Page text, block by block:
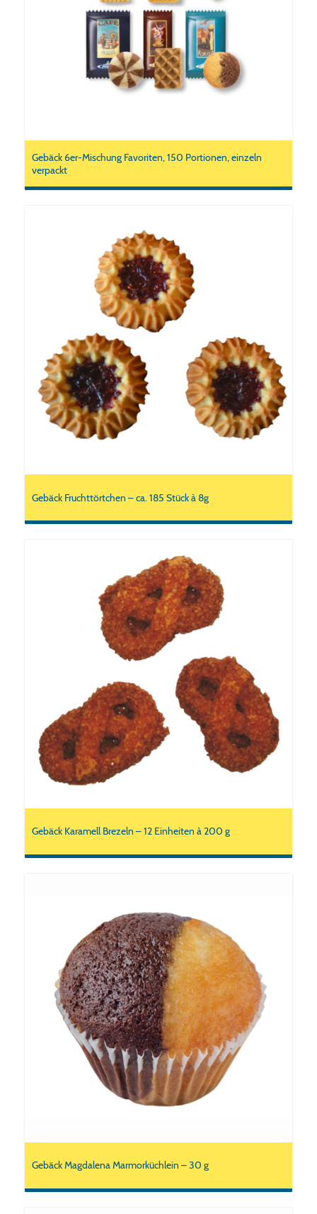
Gebäck 6er-Mischung Favoriten, 150 Portionen, einzeln
verpackt
Gebäck Fruchttörtchen – ca. 185 Stück à 8g
Gebäck Karamell Brezeln – 12 Einheiten à 200 g
Gebäck Magdalena Marmorküchlein – 30 g